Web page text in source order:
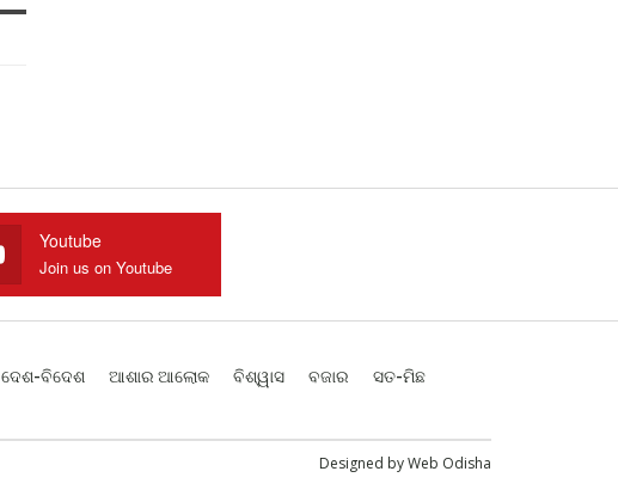
Youtube
Join us on Youtube
ଦେଶ-ବିଦେଶ ଆଶାର ଆଲୋକ ବିଶ୍ୱାସ ବଜାର
ସତ-ମିଛ
Designed byWeb Odisha